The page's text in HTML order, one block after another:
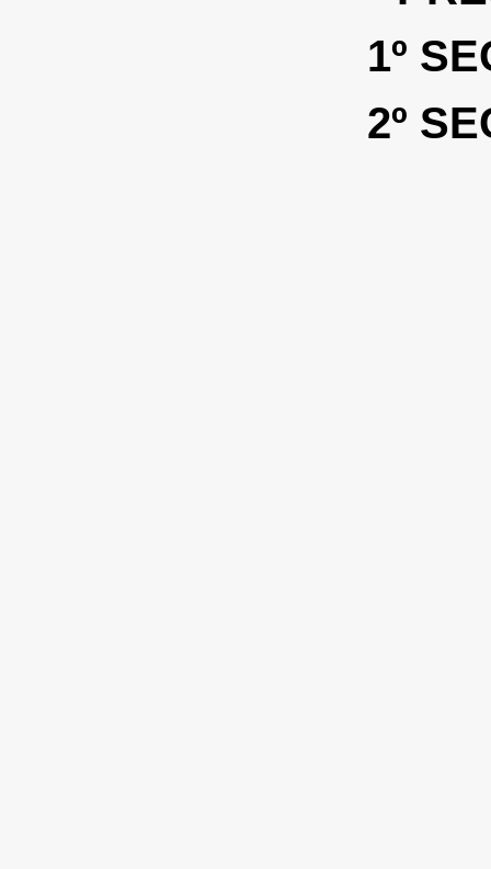
1º
2º